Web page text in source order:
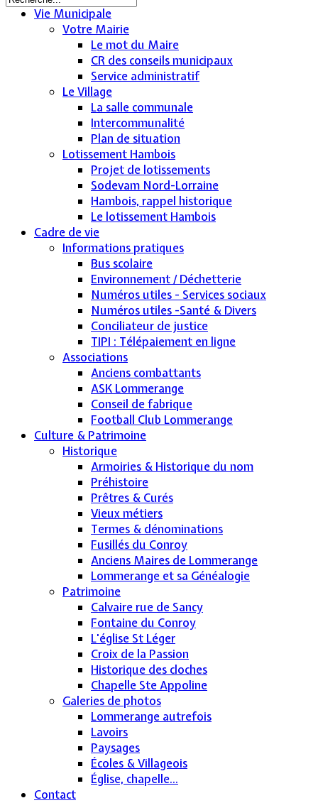
Vie Municipale
Votre Mairie
Le mot du Maire
CR des conseils municipaux
Service administratif
Le Village
La salle communale
Intercommunalité
Plan de situation
Lotissement Hambois
Projet de lotissements
Sodevam Nord-Lorraine
Hambois, rappel historique
Le lotissement Hambois
Cadre de vie
Informations pratiques
Bus scolaire
Environnement / Déchetterie
Numéros utiles - Services sociaux
Numéros utiles -Santé & Divers
Conciliateur de justice
TIPI : Télépaiement en ligne
Associations
Anciens combattants
ASK Lommerange
Conseil de fabrique
Football Club Lommerange
Culture & Patrimoine
Historique
Armoiries & Historique du nom
Préhistoire
Prêtres & Curés
Vieux métiers
Termes & dénominations
Fusillés du Conroy
Anciens Maires de Lommerange
Lommerange et sa Généalogie
Patrimoine
Calvaire rue de Sancy
Fontaine du Conroy
L'église St Léger
Croix de la Passion
Historique des cloches
Chapelle Ste Appoline
Galeries de photos
Lommerange autrefois
Lavoirs
Paysages
Écoles & Villageois
Église, chapelle...
Contact